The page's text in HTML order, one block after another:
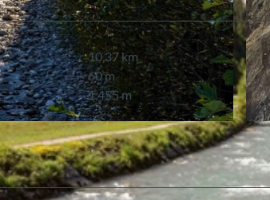
©
10,37 km
60 m
1.455 m